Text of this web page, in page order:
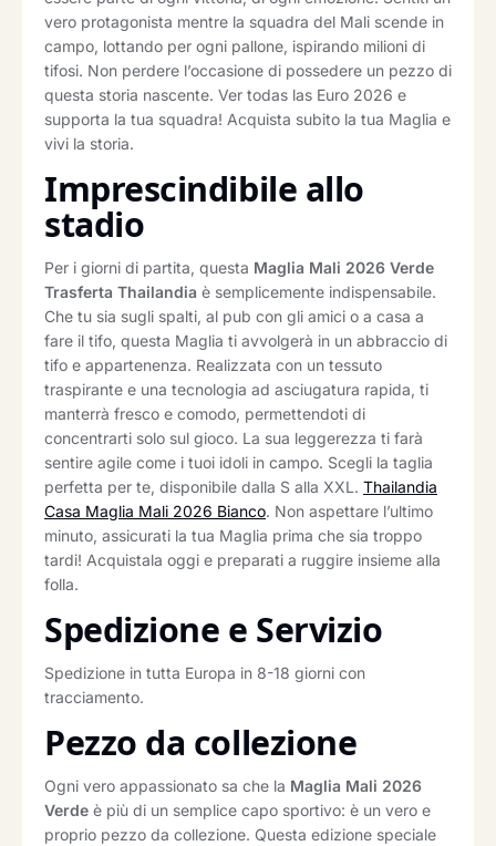
vero protagonista mentre la squadra del Mali scende in
campo, lottando per ogni pallone, ispirando milioni di
tifosi. Non perdere l’occasione di possedere un pezzo di
questa storia nascente. Ver todas las Euro 2026 e
supporta la tua squadra! Acquista subito la tua Maglia e
vivi la storia.
Imprescindibile allo
stadio
Per i giorni di partita, questa Maglia Mali 2026 Verde
Trasferta Thailandia è semplicemente indispensabile.
Che tu sia sugli spalti, al pub con gli amici o a casa a
fare il tifo, questa Maglia ti avvolgerà in un abbraccio di
tifo e appartenenza. Realizzata con un tessuto
traspirante e una tecnologia ad asciugatura rapida, ti
manterrà fresco e comodo, permettendoti di
concentrarti solo sul gioco. La sua leggerezza ti farà
sentire agile come i tuoi idoli in campo. Scegli la taglia
perfetta per te, disponibile dalla S alla XXL. Thailandia
Casa Maglia Mali 2026 Bianco. Non aspettare l’ultimo
minuto, assicurati la tua Maglia prima che sia troppo
tardi! Acquistala oggi e preparati a ruggire insieme alla
folla.
Spedizione e Servizio
Spedizione in tutta Europa in 8-18 giorni con
tracciamento.
Pezzo da collezione
Ogni vero appassionato sa che la Maglia Mali 2026
Verde è più di un semplice capo sportivo: è un vero e
proprio pezzo da collezione. Questa edizione speciale